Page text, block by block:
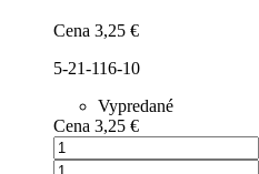
Cena 3,25 €
5-21-116-10
Vypredané
Cena 3,25 €